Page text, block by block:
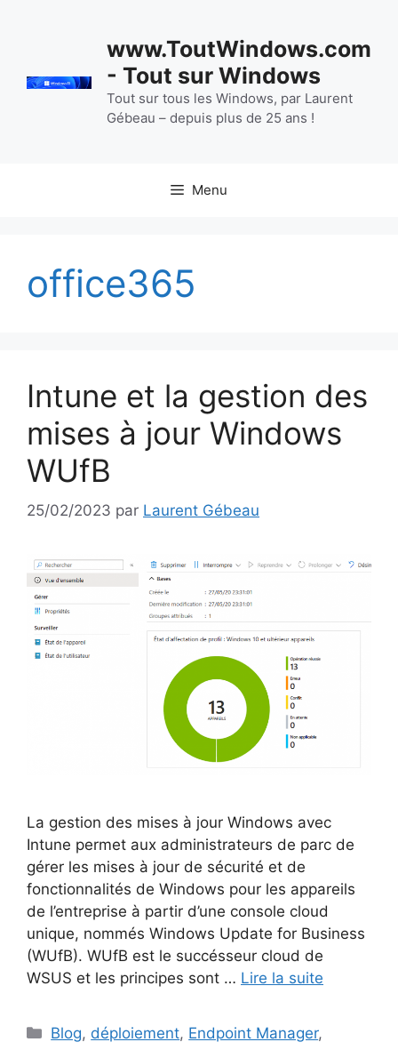
www.ToutWindows.com
- Tout sur Windows
Tout sur tous les Windows, par Laurent
Gébeau – depuis plus de 25 ans !
Menu
office365
Intune et la gestion des
mises à jour Windows
WUfB
25/02/2023 par Laurent Gébeau
La gestion des mises à jour Windows avec
Intune permet aux administrateurs de parc de
gérer les mises à jour de sécurité et de
fonctionnalités de Windows pour les appareils
de l’entreprise à partir d’une console cloud
unique, nommés Windows Update for Business
(WUfB). WUfB est le succésseur cloud de
WSUS et les principes sont … Lire la suite
Catégories
Blog, déploiement, Endpoint Manager,